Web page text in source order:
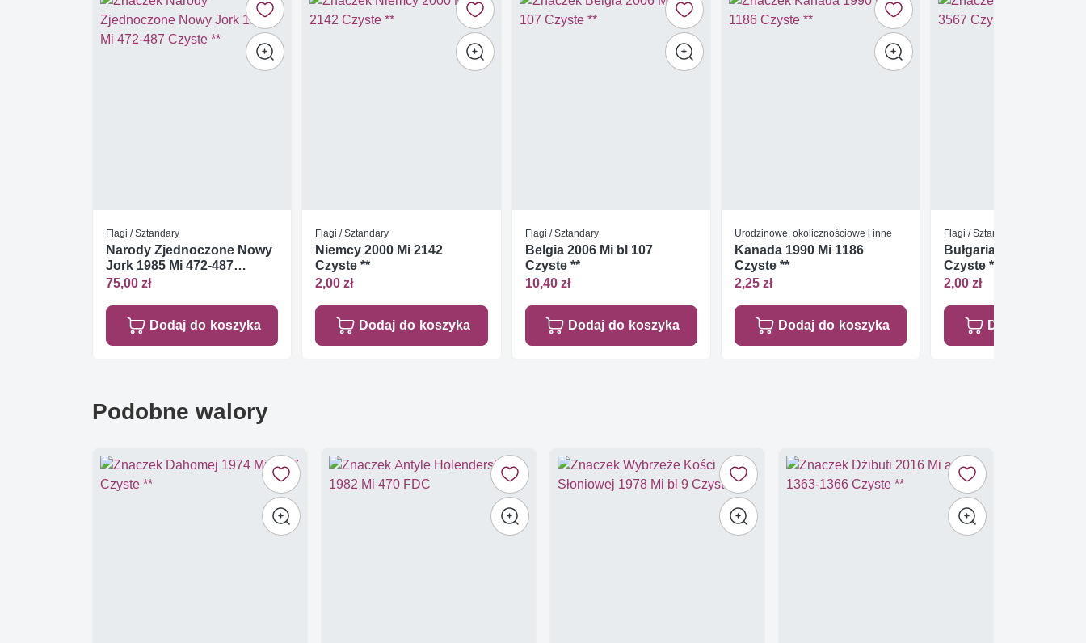
Flagi / Sztandary
Narody Zjednoczone Nowy
Jork 1985 Mi 472-487
Czyste **
75,00 zł
Dodaj do koszyka
Flagi / Sztandary
Niemcy 2000 Mi 2142
Czyste **
2,00 zł
Dodaj do koszyka
Flagi / Sztandary
Belgia 2006 Mi bl 107
Czyste **
10,40 zł
Dodaj do koszyka
Urodzinowe, okolicznościowe i inne
Kanada 1990 Mi 1186
Czyste **
2,25 zł
Dodaj do koszyka
Flagi / Sztandary
Bułgaria 1987 Mi 3567
Czyste **
2,00 zł
Dodaj do
Podobne walory